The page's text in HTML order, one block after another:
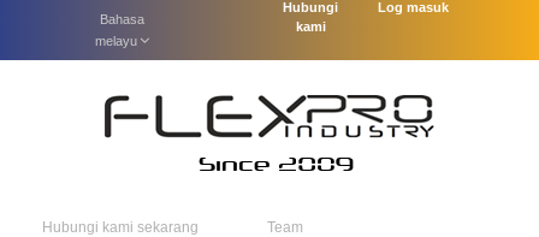
Log masuk
Bahasa
melayu
Hubungi
kami
Hubungi kami sekarang Team